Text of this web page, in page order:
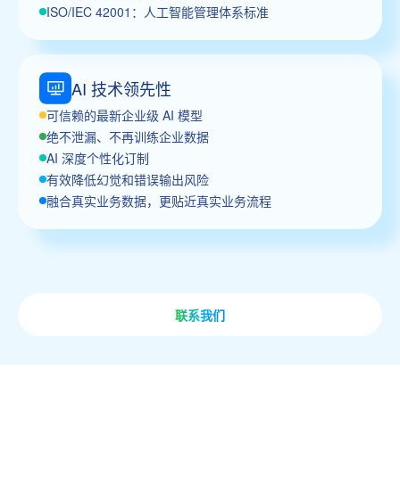
ISO/IEC 42001：人工智能管理体系标准
AI 技术领先性
可信赖的最新企业级 AI 模型
绝不泄漏、不再训练企业数据
AI 深度个性化订制
有效降低幻觉和错误输出风险
融合真实业务数据，更贴近真实业务流程
联系我们